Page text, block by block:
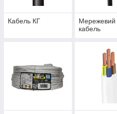
Кабель КГ
Мережевий
кабель